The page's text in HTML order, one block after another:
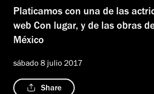
Platicamos con una de las
web Con lugar, y de las obras
México
sábado 8 julio 2017
Share